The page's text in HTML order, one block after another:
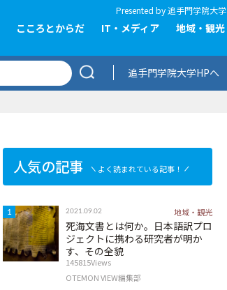
Presented by追手門学院大学
こころとからだ IT・メディア 地域・観光
追手門学院大学HPへ
人気の記事 よく読まれている記事！
1 2021.09.02 地域・観光
死海文書とは何か。日本語訳プロ
ジェクトに携わる研究者が明か
す、その全貌
145815Views
OTEMON VIEW編集部